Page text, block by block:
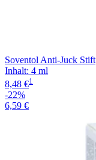
Soventol Anti-Juck Stift
Inhalt: 4 ml
8,48 €1
-22%
6,59 €